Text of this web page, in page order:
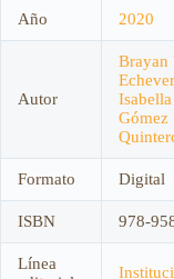
Año 2020
Autor
Brayan
Gómez
Formato Digital
ISBN 978-
Línea